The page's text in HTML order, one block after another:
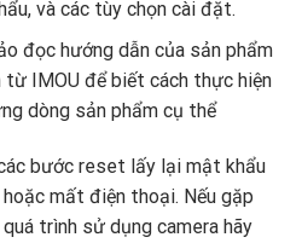
và các tùy chọn cài đặt.
đọc hướng dẫn của sản phẩm
từ IMOU để biết cách thực hiện
dòng sản phẩm cụ thể
bước reset lấy lại mật khẩu
mất điện thoại. Nếu gặp
trình sử dụng camera hãy